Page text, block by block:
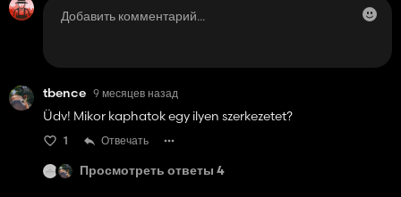
tbence 9 месяцев назад
Üdv! Mikor kaphatok egy ilyen szerkezetet?
1 Отвечать
Просмотреть ответы 4